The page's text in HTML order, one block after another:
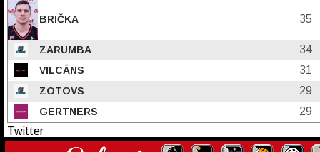
BRIČKA 35
ZARUMBA 34
VILCĀNS 31
ZOTOVS 29
GERTNERS
29
Twitter